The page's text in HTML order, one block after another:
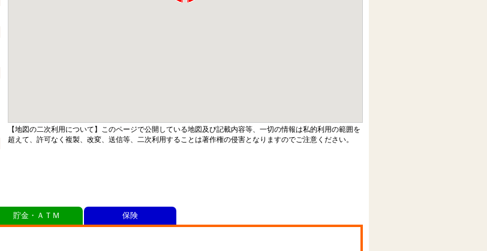
【地図の二次利用について】このページで公開している地図及び記載内容等、一切の情報は私的利用の範囲を
超えて、許可なく複製、改変、送信等、二次利用することは著作権の侵害となりますのでご注意ください。
貯金・ＡＴＭ 保険